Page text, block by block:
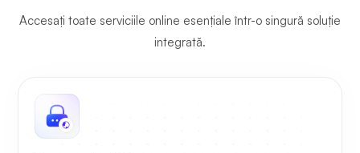
Accesați toate serviciile online esențiale într-o singură soluție
integrată.